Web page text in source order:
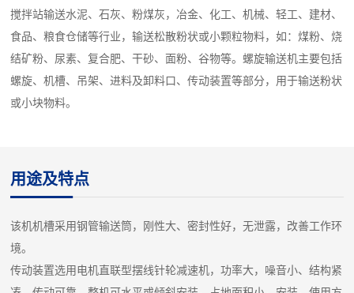
搅拌站输送水泥、石灰、粉煤灰，冶金、化工、机械、轻工、建材、
食品、粮食仓储等行业，输送松散粉状或小颗粒物料，如：煤粉、烧
结矿粉、尿素、复合肥、干砂、面粉、谷物等。螺旋输送机主要包括
螺旋、机槽、吊架、进料及卸料口、传动装置等部分，用于输送粉状
或小块物料。
用途及特点
该机机槽采用钢管输送筒，刚性大、密封性好，无泄露，改善工作环
境。
传动装置选用电机直联型摆线针轮减速机，功率大，噪音小、结构紧